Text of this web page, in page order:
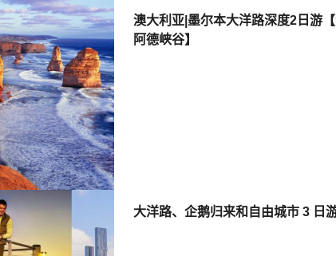
澳大利亚|墨尔本大洋路深度2日游
阿德峡谷】
大洋路、企鹅归来和自由城市 3 日